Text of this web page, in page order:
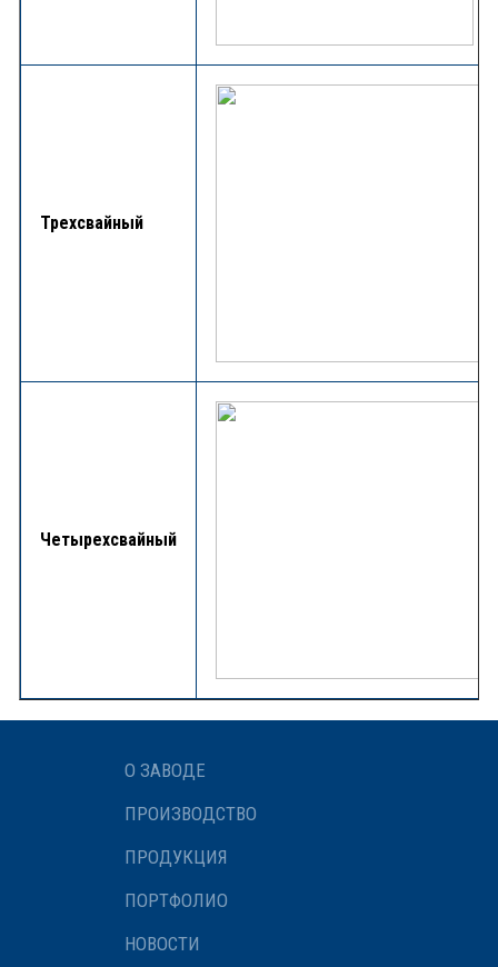
Трехсвайный
Четырехсвайный
О ЗАВОДЕ
ПРОИЗВОДСТВО
ПРОДУКЦИЯ
ПОРТФОЛИО
НОВОСТИ